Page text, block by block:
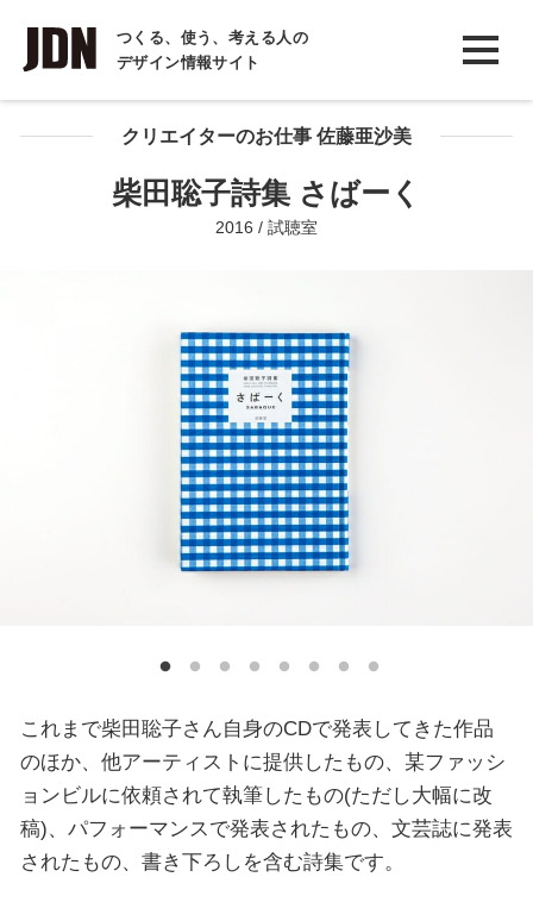
つくる、使う、考える人の
デザイン情報サイト
INTERVIEW
インタビュー
REPORT
クリエイターのお仕事 佐藤亜沙美
柴田聡子詩集 さばーく
2016 / 試聴室
これまで柴田聡子さん自身のCDで発表してきた作品
のほか、他アーティストに提供したもの、某ファッシ
ョンビルに依頼されて執筆したもの(ただし大幅に改
稿)、パフォーマンスで発表されたもの、文芸誌に発表
されたもの、書き下ろしを含む詩集です。